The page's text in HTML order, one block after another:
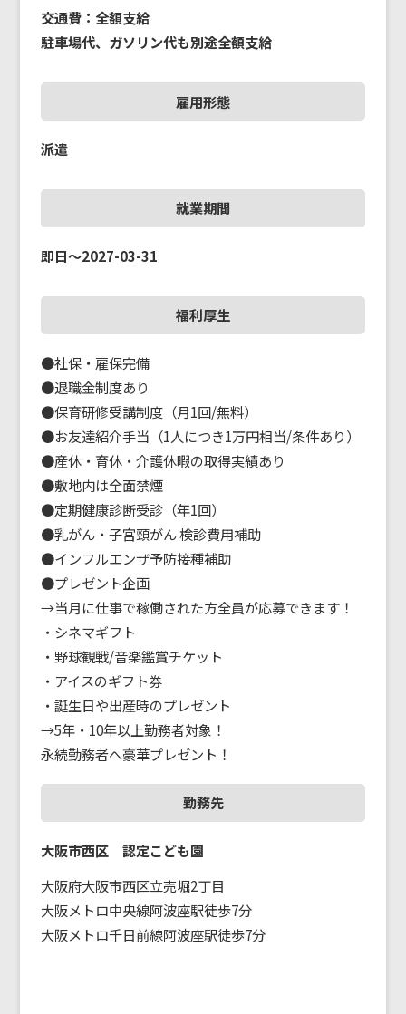
交通費：全額支給
駐車場代、ガソリン代も別途全額支給
雇用形態
派遣
就業期間
即日～2027-03-31
福利厚生
●社保・雇保完備
●退職金制度あり
●保育研修受講制度（月1回/無料）
●お友達紹介手当（1人につき1万円相当/条件あり）
●産休・育休・介護休暇の取得実績あり
●敷地内は全面禁煙
●定期健康診断受診（年1回）
●乳がん・子宮頸がん 検診費用補助
●インフルエンザ予防接種補助
●プレゼント企画
→当月に仕事で稼働された方全員が応募できます！
・シネマギフト
・野球観戦/音楽鑑賞チケット
・アイスのギフト券
・誕生日や出産時のプレゼント
→5年・10年以上勤務者対象！
勤務先
大阪市西区 認定こども園
大阪府大阪市西区立売堀2丁目
大阪メトロ中央線阿波座駅徒歩7分
大阪メトロ千日前線阿波座駅徒歩7分